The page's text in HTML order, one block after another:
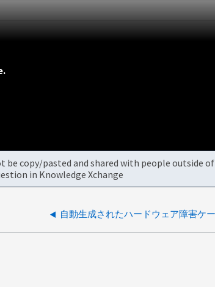
copy/pasted and shared with people outside
in Knowledge Xchange